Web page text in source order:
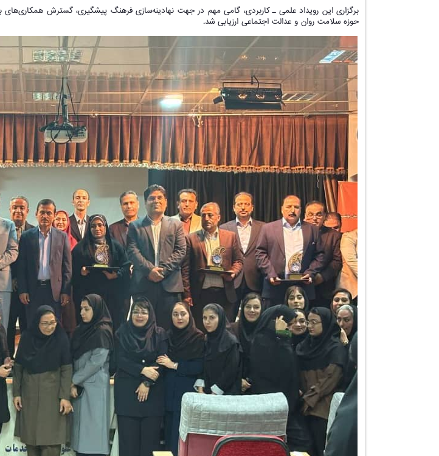
برگزاری این رویداد علمی ـ کاربردی، گامی مهم در جهت نهادینه‌سازی فرهنگ پیشگیری، گسترش
حوزه سلامت روان و عدالت اجتماعی ارزیابی شد.